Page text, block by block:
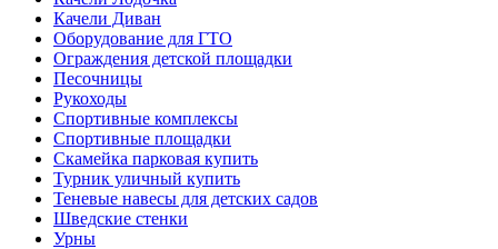
Качели Диван
Оборудование для ГТО
Ограждения детской площадки
Песочницы
Рукоходы
Спортивные комплексы
Спортивные площадки
Скамейка парковая купить
Турник уличный купить
Теневые навесы для детских садов
Шведские стенки
Урны